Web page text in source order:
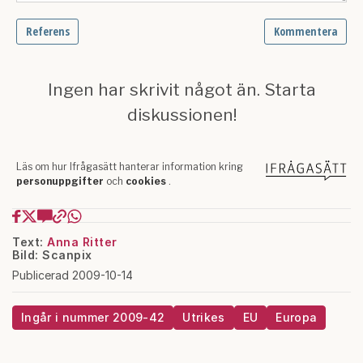
Text: Anna Ritter
Bild: Scanpix
Publicerad 2009-10-14
Ingår i nummer 2009-42 Utrikes EU Europa